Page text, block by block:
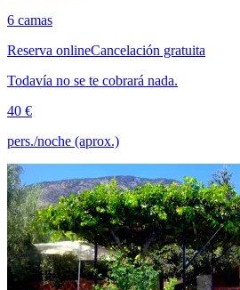
6 camas
Reserva onlineCancelación gratuita
Todavía no se te cobrará nada.
40 €
pers./noche (aprox.)